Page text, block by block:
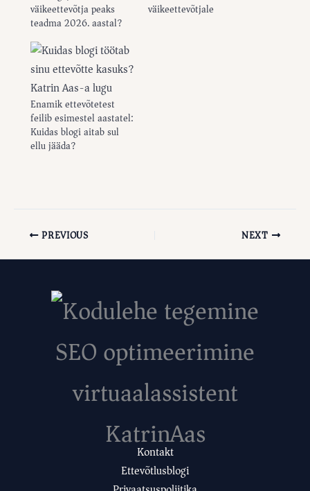
väikeettevõtja peaks
teadma 2026. aastal?
väikeettevõtjale
Enamik ettevõtetest
feilib esimestel aastatel:
Kuidas blogi aitab sul
ellu jääda?
PREVIOUS NEXT
Kontakt
Ettevõtlusblogi